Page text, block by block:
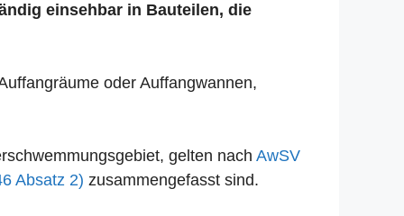
einsehbar in Bauteilen, die
oder Auffangwannen,
gelten nach AwSV
Absatz 2) zusammengefasst sind.